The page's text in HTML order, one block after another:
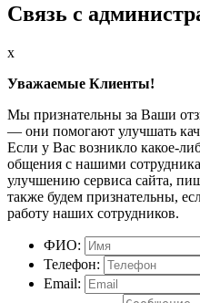
Связь с
x
Уважаемые Клиенты!
Мы признательны за Ваши
— они помогают улучшать
Если у Вас возникло какое-
общения с нашими
улучшению сервиса сайта,
также будем признательны,
работу наших сотрудников.
ФИО:
Телефон:
Email: